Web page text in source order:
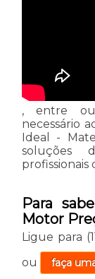
, entre
necessário
Ideal -
soluções
profissionais
Para
Motor
Ligue para
ou
faça